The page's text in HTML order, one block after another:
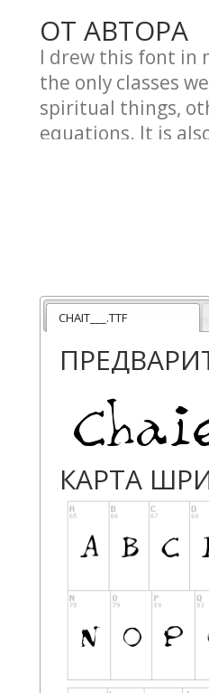
ОТ АВТОРА
I drew this font in
the only classes
spiritual things,
equations. It is
parts, mom) all
CHAIT___.TTF
КАРТА